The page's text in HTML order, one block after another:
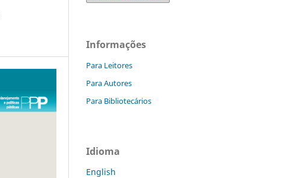
Informações
Para Leitores
Para Autores
Para Bibliotecários
Idioma
English